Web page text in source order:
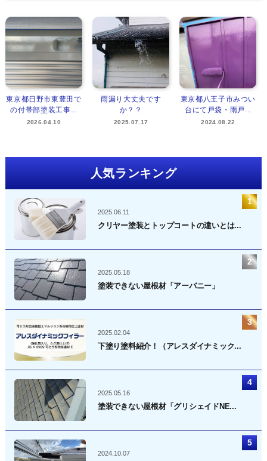
東京都日野市東豊田で
の付帯部塗装工事...
2026.04.10
雨漏り大丈夫です
か？？
2025.07.17
東京都八王子市みつい
台にて戸袋・雨戸...
2024.08.22
人気ランキング
2025.06.11
クリヤー塗装とトップコートの違いとは...
2025.05.18
塗装できない屋根材「アーバニー」
2025.02.04
下塗り塗料紹介！（アレスダイナミック...
2025.05.16
塗装できない屋根材「グリシェイドNE...
2024.10.07